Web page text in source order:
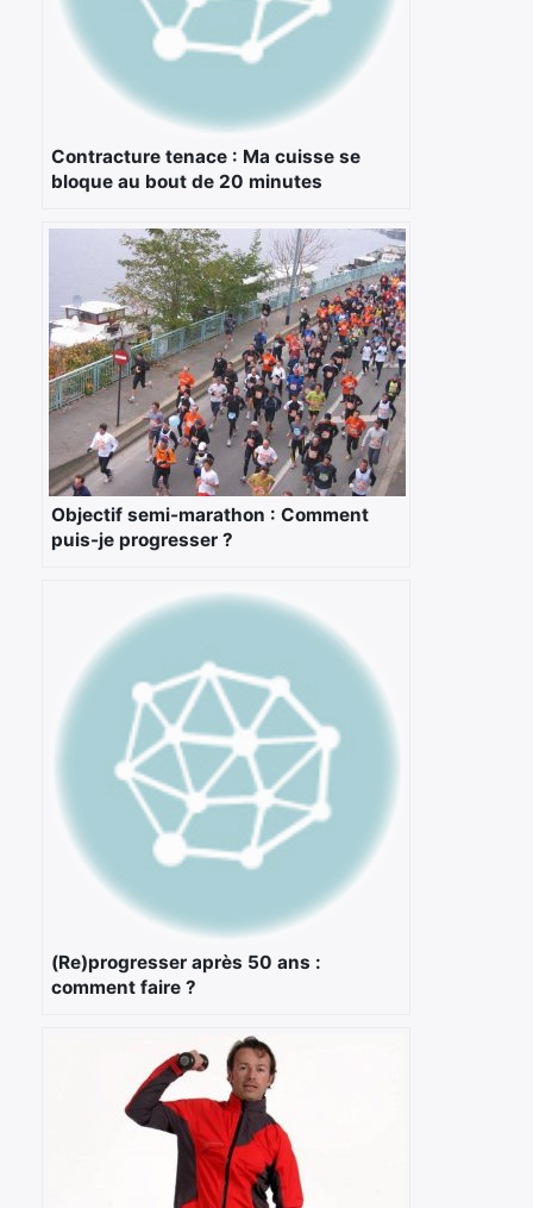
Contracture tenace : Ma cuisse se
bloque au bout de 20 minutes
Objectif semi-marathon : Comment
puis-je progresser ?
(Re)progresser après 50 ans :
comment faire ?